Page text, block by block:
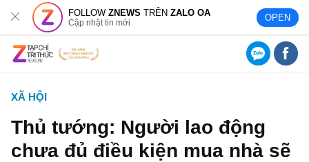
FOLLOWZNEWS TRÊNZALO OA
Cập nhật tin mới OPEN
XÃ HỘI
Thủ tướng: Người lao động
chưa đủ điều kiện mua nhà sẽ